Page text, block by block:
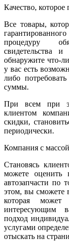
Качество, которое
Все товары,
процедуру
свидетельства
обнаружите что-
у вас есть
либо
суммы.
При всем при
клиентом
скидки,
периодически.
Компания с
Становясь
можете оценить
автозапчасти по
этом, вы сможете
которая
интересующим
подход
услугами
отыскать на